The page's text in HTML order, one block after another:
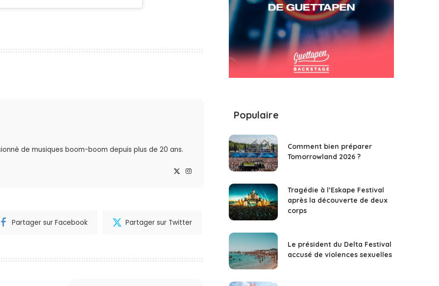
de musiques boom-boom depuis plus de 20 ans.
Partager sur Facebook Partager sur Twitter
Populaire
Comment bien préparer
Tomorrowland 2026 ?
Tragédie à l’Eskape Festival
après la découverte de deux
corps
Le président du Delta Festival
accusé de violences sexuelles